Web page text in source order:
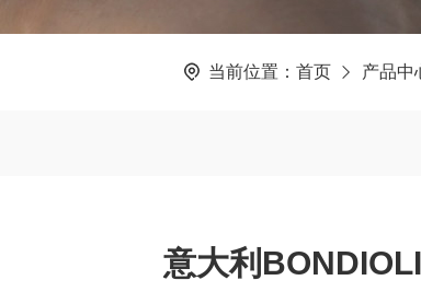
当前位置： 首页 产品中
意大利